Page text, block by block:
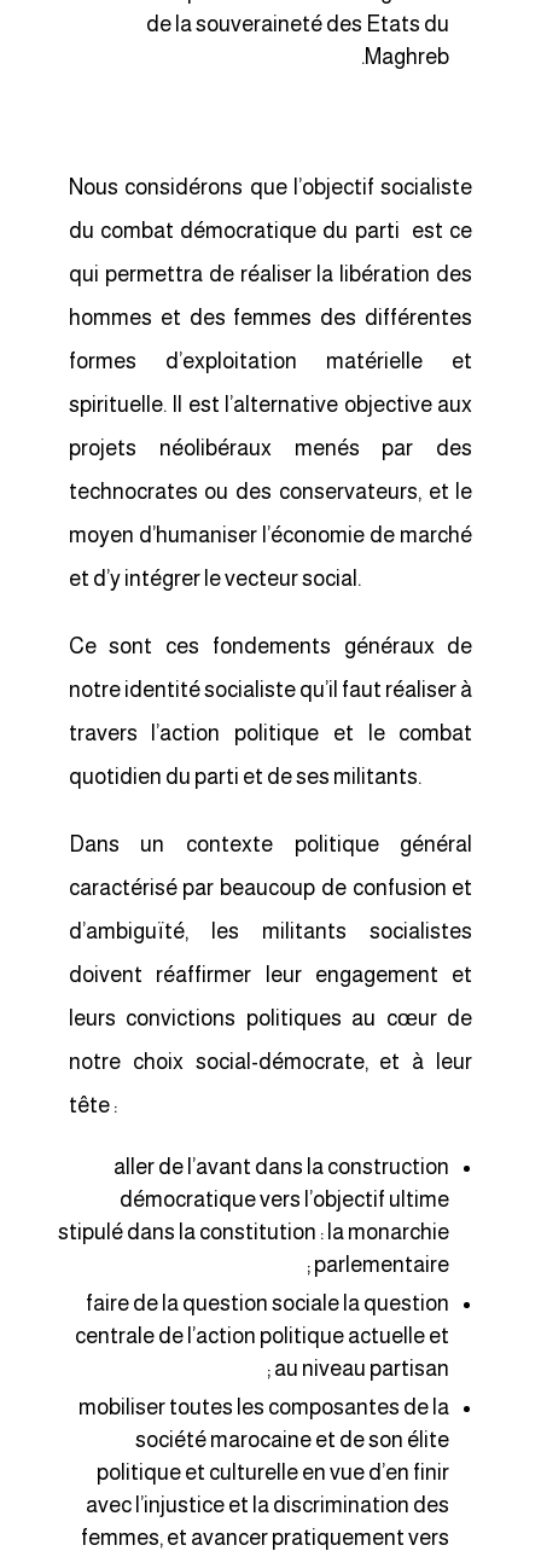
de la souveraineté des Etats du
Maghreb.
Nous considérons que l’objectif socialiste
du combat démocratique du parti est ce
qui permettra de réaliser la libération des
hommes et des femmes des différentes
formes d’exploitation matérielle et
spirituelle. Il est l’alternative objective aux
projets néolibéraux menés par des
technocrates ou des conservateurs, et le
moyen d’humaniser l’économie de marché
et d’y intégrer le vecteur social.
Ce sont ces fondements généraux de
notre identité socialiste qu’il faut réaliser à
travers l’action politique et le combat
quotidien du parti et de ses militants.
Dans un contexte politique général
caractérisé par beaucoup de confusion et
d’ambiguïté, les militants socialistes
doivent réaffirmer leur engagement et
leurs convictions politiques au cœur de
notre choix social-démocrate, et à leur
tête :
aller de l’avant dans la construction
démocratique vers l’objectif ultime
stipulé dans la constitution : la monarchie
parlementaire ;
faire de la question sociale la question
centrale de l’action politique actuelle et
au niveau partisan ;
mobiliser toutes les composantes de la
société marocaine et de son élite
politique et culturelle en vue d’en finir
avec l’injustice et la discrimination des
femmes, et avancer pratiquement vers